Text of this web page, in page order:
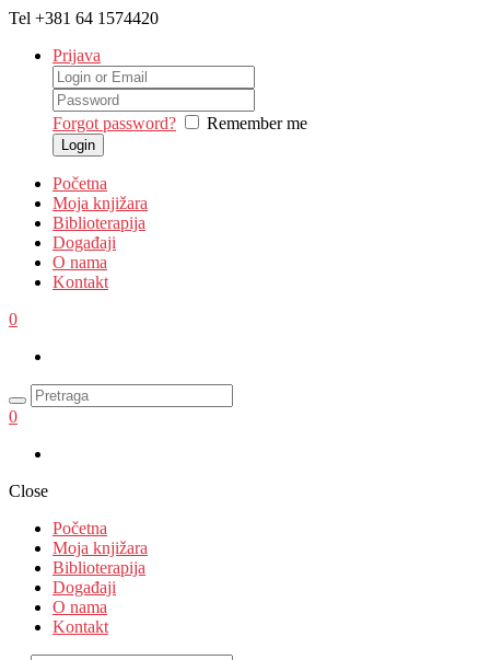
Tel +381 64 1574420
Prijava
Forgot password? Remember me
Početna
Moja knjižara
Biblioterapija
Događaji
O nama
Kontakt
0
0
Close
Početna
Moja knjižara
Biblioterapija
Događaji
O nama
Kontakt